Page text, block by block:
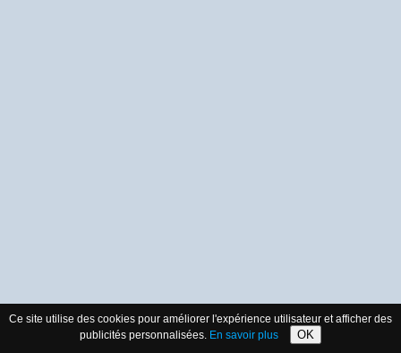
Ce site utilise des cookies pour améliorer l'expérience utilisateur et afficher des
publicités personnalisées. En savoir plus OK